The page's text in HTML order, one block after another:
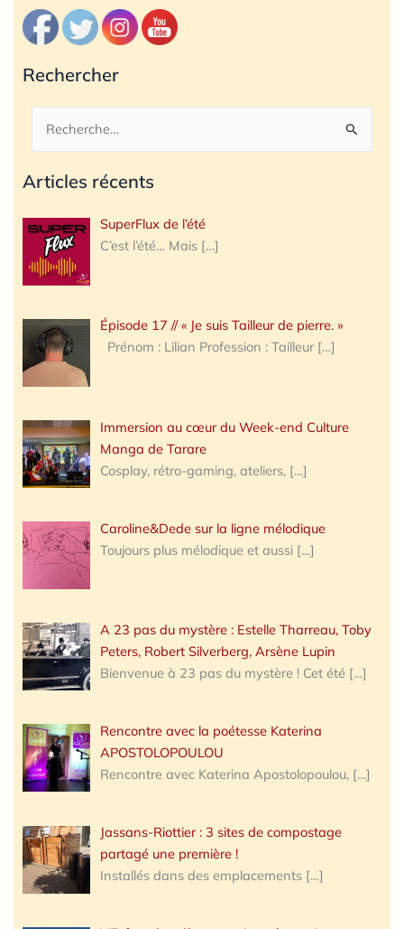
Rechercher
Rechercher :
Articles récents
SuperFlux de l’été
C’est l’été… Mais […]
Épisode 17 // « Je suis Tailleur de pierre. »
Prénom : Lilian Profession : Tailleur […]
Immersion au cœur du Week-end Culture
Manga de Tarare
Cosplay, rétro-gaming, ateliers, […]
Caroline&Dede sur la ligne mélodique
Toujours plus mélodique et aussi […]
A 23 pas du mystère : Estelle Tharreau, Toby
Peters, Robert Silverberg, Arsène Lupin
Bienvenue à 23 pas du mystère ! Cet été […]
Rencontre avec la poétesse Katerina
APOSTOLOPOULOU
Rencontre avec Katerina Apostolopoulou, […]
Jassans-Riottier : 3 sites de compostage
partagé une première !
Installés dans des emplacements […]